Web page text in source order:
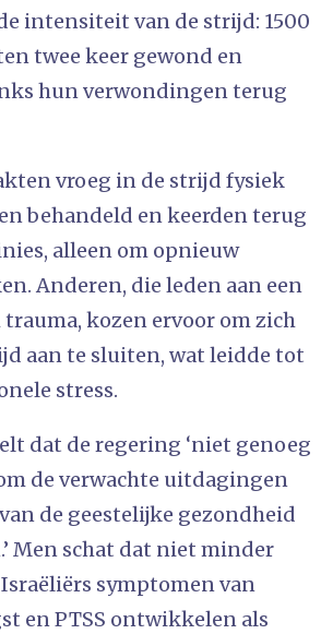
intensiteit van de strijd: 1500
twee keer gewond en
hun verwondingen terug
vroeg in de strijd fysiek
behandeld en keerden terug
alleen om opnieuw
Anderen, die leden aan een
kozen ervoor om zich
aan te sluiten, wat leidde tot
stress.
dat de regering ‘niet genoeg
de verwachte uitdagingen
de geestelijke gezondheid
Men schat dat niet minder
symptomen van
en PTSS ontwikkelen als